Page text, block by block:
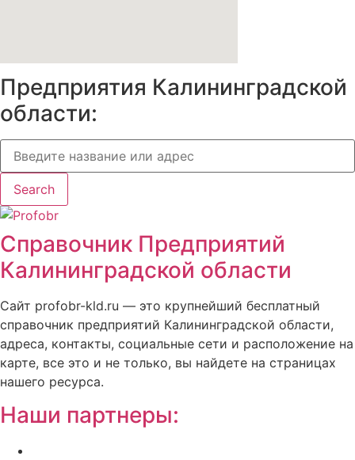
Предприятия Калининградской
области:
Search
Справочник Предприятий
Калининградской области
Сайт profobr-kld.ru — это крупнейший бесплатный
справочник предприятий Калининградской области,
адреса, контакты, социальные сети и расположение на
карте, все это и не только, вы найдете на страницах
нашего ресурса.
Наши партнеры: